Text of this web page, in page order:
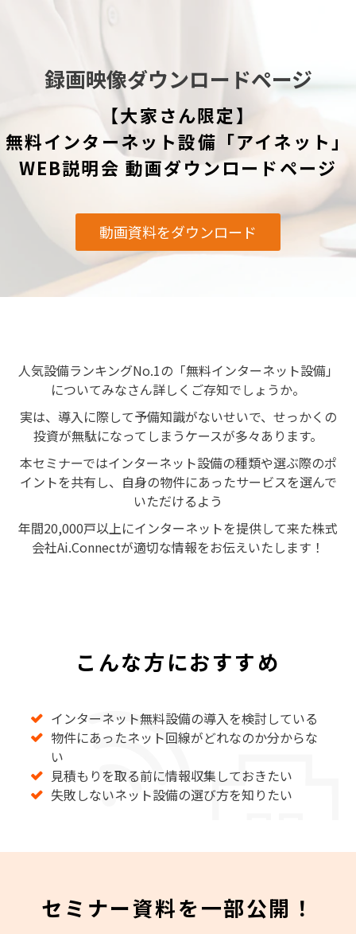
録画映像ダウンロードページ
【大家さん限定】
無料インターネット設備「アイネット」
WEB説明会 動画ダウンロードページ
動画資料をダウンロード
人気設備ランキングNo.1の「無料インターネット設備」
についてみなさん詳しくご存知でしょうか。
実は、導入に際して予備知識がないせいで、せっかくの
投資が無駄になってしまうケースが多々あります。
本セミナーではインターネット設備の種類や選ぶ際のポ
イントを共有し、自身の物件にあったサービスを選んで
いただけるよう
年間20,000戸以上にインターネットを提供して来た株式
会社Ai.Connectが適切な情報をお伝えいたします！
こんな方におすすめ
インターネット無料設備の導入を検討している
物件にあったネット回線がどれなのか分からな
い
見積もりを取る前に情報収集しておきたい
失敗しないネット設備の選び方を知りたい
セミナー資料を一部公開！